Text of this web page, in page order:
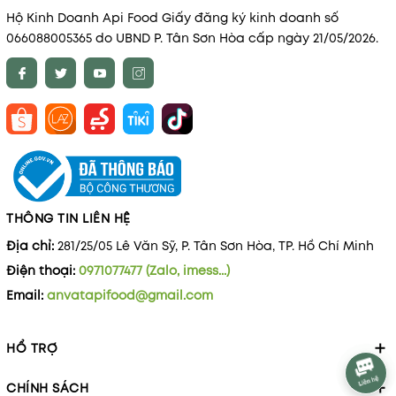
Hộ Kinh Doanh Api Food Giấy đăng ký kinh doanh số
066088005365 do UBND P. Tân Sơn Hòa cấp ngày 21/05/2026.
THÔNG TIN LIÊN HỆ
Địa chỉ: 281/25/05 Lê Văn Sỹ, P. Tân Sơn Hòa, TP. Hồ Chí Minh
Điện thoại: 0971077477 (Zalo, imess...)
Email: anvatapifood@gmail.com
HỔ TRỢ
CHÍNH SÁCH